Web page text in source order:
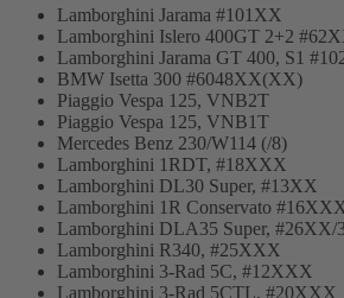
Lamborghini Jarama #101XX
Lamborghini Islero 400GT 2+2
Lamborghini Jarama GT 400, S1
BMW Isetta 300 #6048XX(XX)
Piaggio Vespa 125, VNB2T
Piaggio Vespa 125, VNB1T
Mercedes Benz 230/W114 (/8)
Lamborghini 1RDT, #18XXX
Lamborghini DL30 Super, #13XX
Lamborghini 1R Conservato
Lamborghini DLA35 Super, #26XX/
Lamborghini R340, #25XXX
Lamborghini 3-Rad 5C, #12XXX
Lamborghini 3-Rad 5CTL, #20XXX